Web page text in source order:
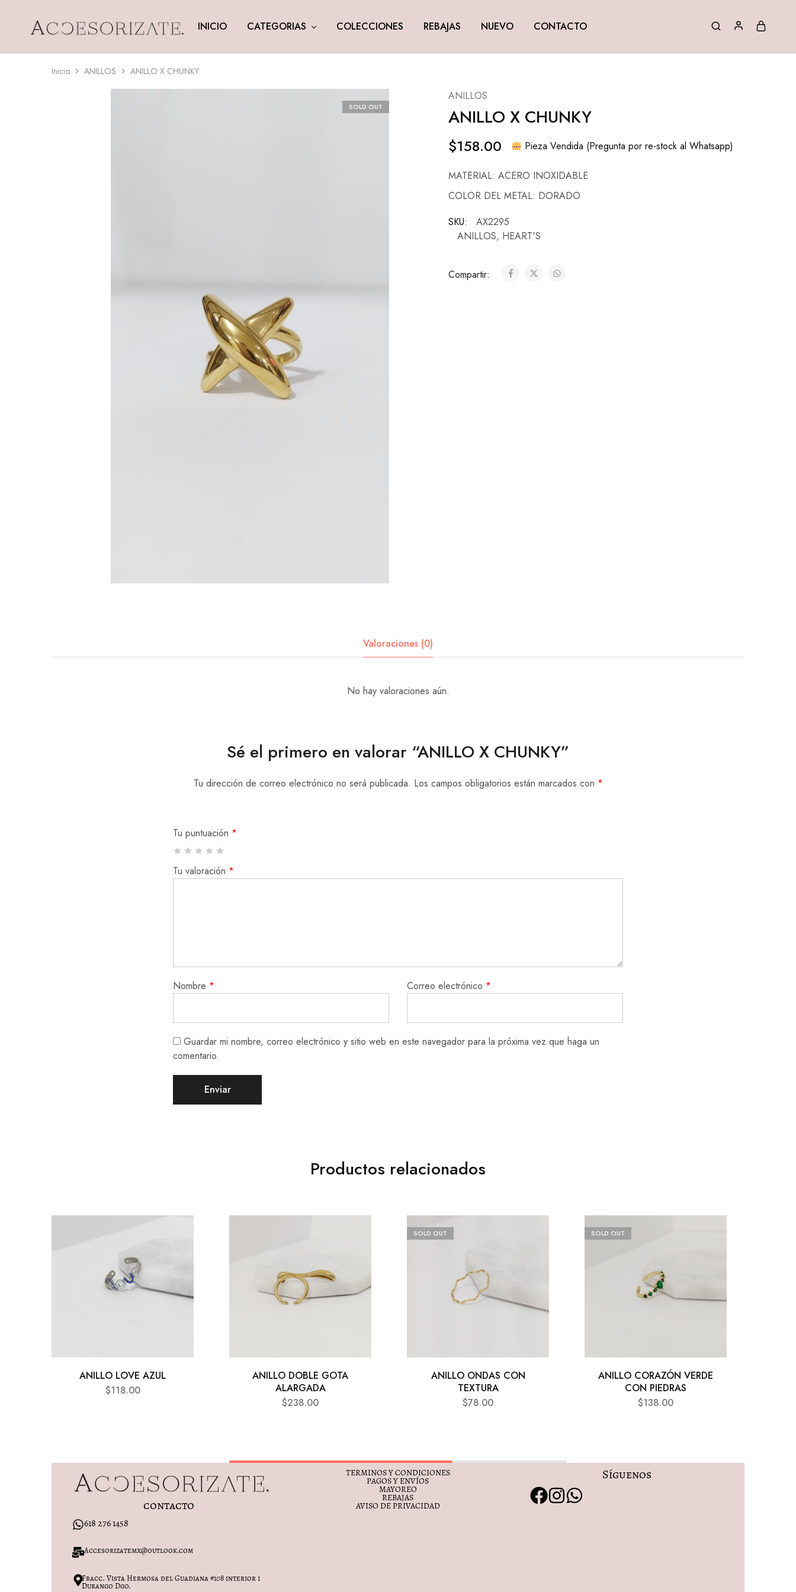
Accesorizate INICIO CATEGORIAS COLECCIONES REBAJAS NUEVO CONTACTO
Inicio ANILLOS ANILLO X CHUNKY
SOLD OUT
ANILLOS
ANILLO X CHUNKY
$158.00 Pieza Vendida (Pregunta por re-stock al Whatsapp)
MATERIAL: ACERO INOXIDABLE
COLOR DEL METAL: DORADO
SKU:
AX2295
ANILLOS, HEART'S
Compartir:
Valoraciones (0)
No hay valoraciones aún.
Sé el primero en valorar “ANILLO X CHUNKY”
Tu dirección de correo electrónico no será publicada. Los campos obligatorios están marcados con *
Tu puntuación *
Tu valoración *
Nombre * Correo electrónico *
Guardar mi nombre, correo electrónico y sitio web en este navegador para la próxima vez que haga un
comentario.
Productos relacionados
ANILLO LOVE AZUL
$118.00
ANILLO DOBLE GOTA
ALARGADA
$238.00
SOLD OUT
ANILLO ONDAS CON
TEXTURA
$78.00
SOLD OUT
ANILLO CORAZÓN VERDE
CON PIEDRAS
$138.00
contacto
618 276 1458
Accesorizatemx@outlook.com
Fracc. Vista Hermosa del Guadiana #108 interior 1
Durango Dgo.
TERMINOS Y CONDICIONES
PAGOS Y ENVÍOS
MAYOREO
REBAJAS
AVISO DE PRIVACIDAD
Síguenos